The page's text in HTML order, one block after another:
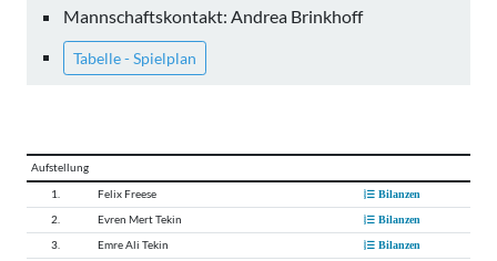
Mannschaftskontakt: Andrea Brinkhoff
Tabelle - Spielplan
Aufstellung
1. Felix Freese Bilanzen
2. Evren Mert Tekin Bilanzen
3. Emre Ali Tekin Bilanzen